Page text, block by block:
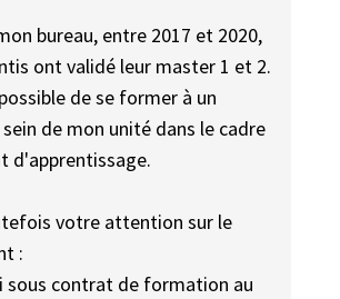
bureau, entre 2017 et 2020,
ont validé leur master 1 et 2.
de se former à un
de mon unité dans le cadre
d'apprentissage.
votre attention sur le
:
sous contrat de formation au